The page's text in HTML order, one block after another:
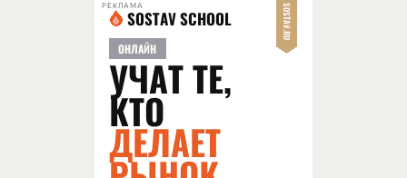
РЕКЛАМА